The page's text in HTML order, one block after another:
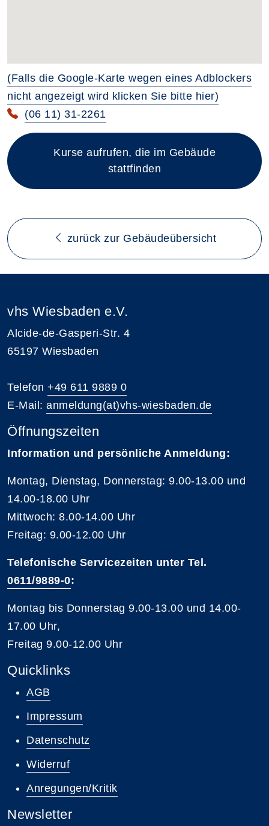
(Falls die Google-Karte wegen eines Adblockers
nicht angezeigt wird klicken Sie bitte hier)
(06 11) 31-2261
Kurse aufrufen, die im Gebäude
stattfinden
zurück zur Gebäudeübersicht
vhs Wiesbaden e.V.
Alcide-de-Gasperi-Str. 4
65197 Wiesbaden
Telefon +49 611 9889 0
E-Mail: anmeldung(at)vhs-wiesbaden.de
Öffnungszeiten
Information und persönliche Anmeldung:
Montag, Dienstag, Donnerstag: 9.00-13.00 und
14.00-18.00 Uhr
Mittwoch: 8.00-14.00 Uhr
Freitag: 9.00-12.00 Uhr
Telefonische Servicezeiten unter Tel.
0611/9889-0:
Montag bis Donnerstag 9.00-13.00 und 14.00-
17.00 Uhr,
Freitag 9.00-12.00 Uhr
Quicklinks
AGB
Impressum
Datenschutz
Widerruf
Anregungen/Kritik
Newsletter